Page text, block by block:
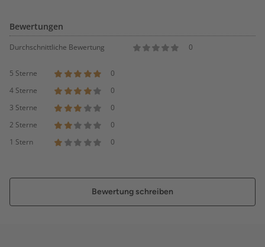
Bewertungen
Durchschnittliche Bewertung 0
5 Sterne
0
4 Sterne
0
3 Sterne
0
2 Sterne
0
1 Stern
0
Bewertung schreiben